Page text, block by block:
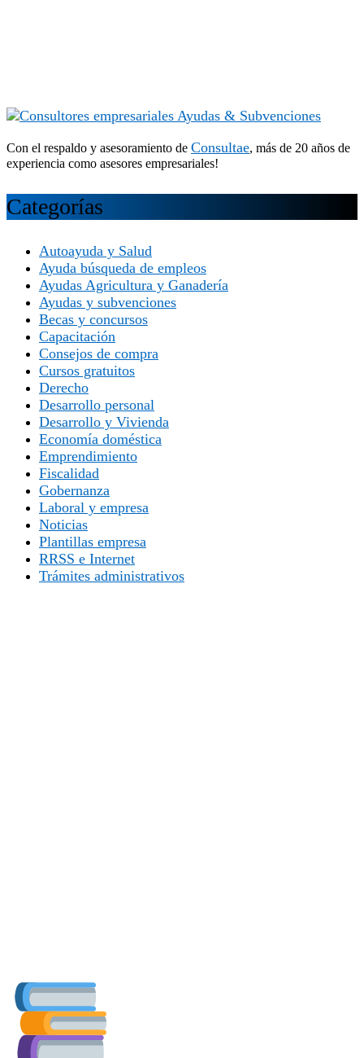
Con el respaldo y asesoramiento de Consultae, más de 20 años de
experiencia como asesores empresariales!
Categorías
Autoayuda y Salud
Ayuda búsqueda de empleos
Ayudas Agricultura y Ganadería
Ayudas y subvenciones
Becas y concursos
Capacitación
Consejos de compra
Cursos gratuitos
Derecho
Desarrollo personal
Desarrollo y Vivienda
Economía doméstica
Emprendimiento
Fiscalidad
Gobernanza
Laboral y empresa
Noticias
Plantillas empresa
RRSS e Internet
Trámites administrativos